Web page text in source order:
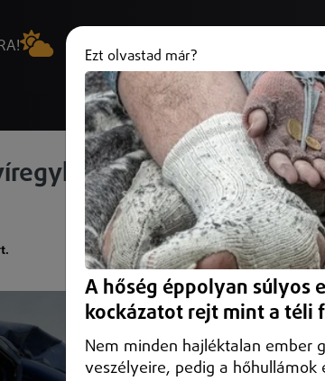
+36 (20) 316 3000
Ezt olvastad már?
A hőség éppolyan súlyos
kockázatot rejt mint a téli
Nem minden hajléktalan ember
veszélyeire, pedig a hőhullámok